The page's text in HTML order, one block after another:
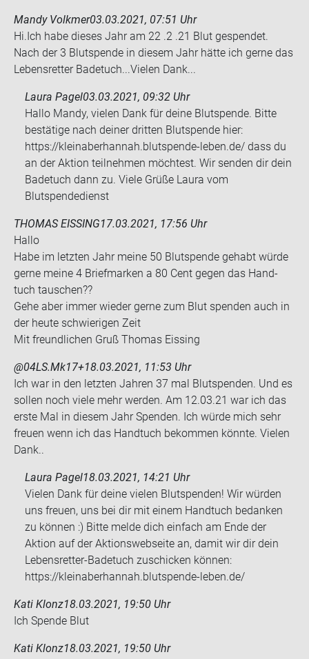
Mandy Volkmer03.03.2021, 07:51 Uhr
Hi.Ich habe die­ses Jahr am 22 .2 .21 Blut ge­spen­det.
Nach der 3 Blut­spen­de in die­sem Jahr hätte ich gerne das
Le­bens­ret­ter Ba­de­tuch...Vie­len Dank...
Laura Pagel03.03.2021, 09:32 Uhr
Hallo Mandy, vielen Dank für deine Blutspende. Bitte
bestätige nach deiner dritten Blutspende hier:
https://kleinaberhannah.blutspende-leben.de/ dass du
an der Aktion teilnehmen möchtest. Wir senden dir dein
Badetuch dann zu. Viele Grüße Laura vom
Blutspendedienst
THOMAS EISSING17.03.2021, 17:56 Uhr
Hallo
Habe im letz­ten Jahr meine 50 Blut­spen­de ge­habt würde
gerne meine 4 Brief­mar­ken a 80 Cent gegen das Hand­
tuch tau­schen??
Gehe aber immer wie­der gerne zum Blut spen­den auch in
der heute schwie­ri­gen Zeit
Mit freund­li­chen Gruß Tho­mas Eis­sing
@04LS.Mk17+18.03.2021, 11:53 Uhr
Ich war in den letz­ten Jah­ren 37 mal Blut­spen­den. Und es
sol­len noch viele mehr wer­den. Am 12.03.21 war ich das
erste Mal in die­sem Jahr Spen­den. Ich würde mich sehr
freu­en wenn ich das Hand­tuch be­kom­men könn­te. Vie­len
Dank..
Laura Pagel18.03.2021, 14:21 Uhr
Vielen Dank für deine vielen Blutspenden! Wir würden
uns freuen, uns bei dir mit einem Handtuch bedanken
zu können :) Bitte melde dich einfach am Ende der
Aktion auf der Aktionswebseite an, damit wir dir dein
Lebensretter-Badetuch zuschicken können:
https://kleinaberhannah.blutspende-leben.de/
Kati Klonz18.03.2021, 19:50 Uhr
Ich Spen­de Blut
Kati Klonz18.03.2021, 19:50 Uhr